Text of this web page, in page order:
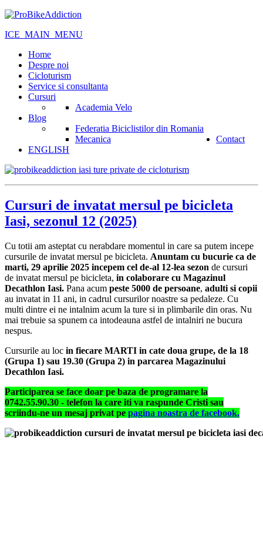
ICE_MAIN_MENU
Home
Despre noi
Cicloturism
Service si consultanta
Cursuri
Academia Velo
Blog
Federatia Biciclistilor din Romania
Mecanica
Contact
ENGLISH
Cursuri de invatat mersul pe bicicleta
Iasi, sezonul 12 (2025)
Cu totii am asteptat cu nerabdare momentul in care sa putem incepe
cursurile de invatat mersul pe bicicleta. Anuntam cu bucurie ca de
marti, 29 aprilie 2025 incepem cel de-al 12-lea sezon de cursuri
de invatat mersul pe bicicleta, in colaborare cu Magazinul
Decathlon Iasi. Pana acum peste 5000 de persoane, adulti si copii
au invatat in 11 ani, in cadrul cursurilor noastre sa pedaleze. Cu
multi dintre ei ne intalnim acum la ture si in plimbarile din oras. Nu
mai trebuie sa spunem ca intodeauna astfel de intalniri ne bucura
nespus.
Cursurile au loc in fiecare MARTI in cate doua grupe, de la 18
(Grupa 1) sau 19.30 (Grupa 2) in parcarea Magazinului
Decathlon Iasi.
Participarea se face doar pe baza de programare la
0742.55.90.30 - telefon la care iti va raspunde Cristi sau
scriindu-ne un mesaj privat pe pagina noastra de facebook.